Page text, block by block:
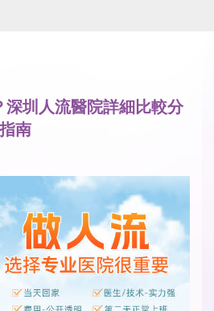
圳人流醫院詳細比較分
南